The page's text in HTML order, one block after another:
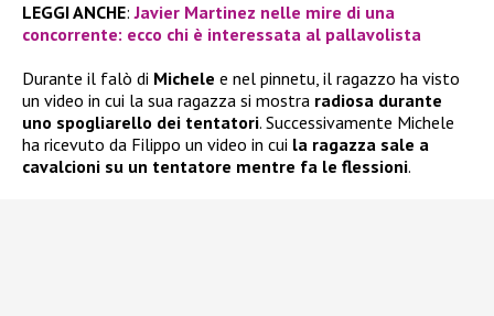
LEGGI ANCHE:Javier Martinez nelle mire di una
concorrente: ecco chi è interessata al pallavolista
Durante il falò di Michele e nel pinnetu, il ragazzo ha visto
un video in cui la sua ragazza si mostra radiosa durante
uno spogliarello dei tentatori. Successivamente Michele
ha ricevuto da Filippo un video in cui la ragazza sale a
cavalcioni su un tentatore mentre fa le flessioni.